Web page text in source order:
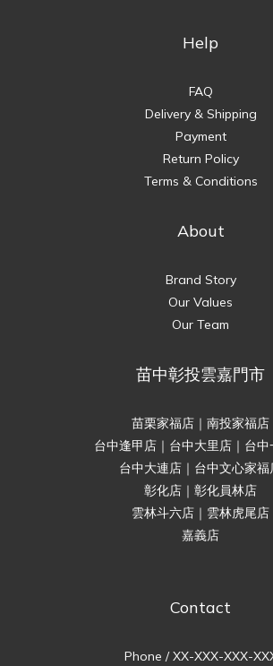
Help
FAQ
Delivery & Shipping
Payment
Return Policy
Terms & Conditions
About
Brand Story
Our Values
Our Team
苗中彰投雲嘉門市
苗栗家福店｜南投家福店
台中逢甲店｜台中大里店｜台中
台中大連店｜台中文心家福
彰化店｜彰化員林店
雲林斗六店｜雲林虎尾店
嘉義店
Contact
Phone / XX-XXX-XXX-